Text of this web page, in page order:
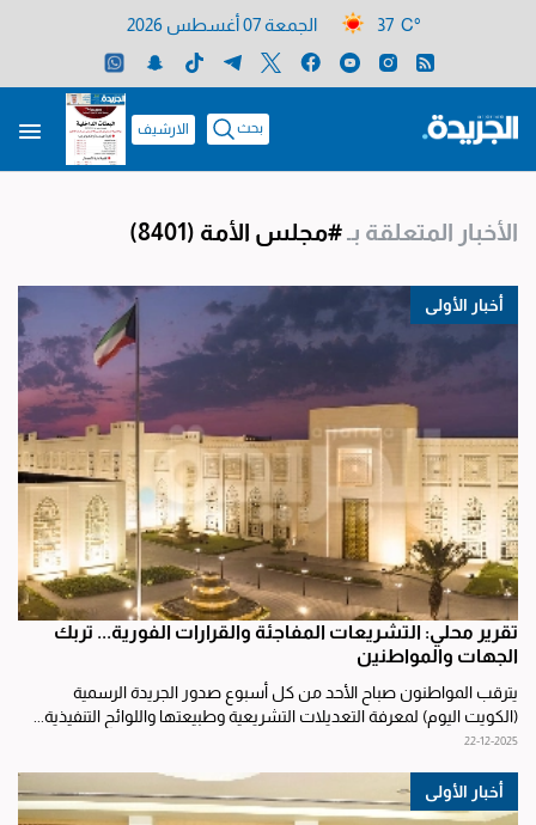
37 C° الجمعة 07 أغسطس 2026
بحث الارشيف
الأخبار المتعلقة بـ#مجلس الأمة (8401)
أخبار الأولى
تقرير محلي: التشريعات المفاجئة والقرارات الفورية... تربك
الجهات والمواطنين
يترقب المواطنون صباح الأحد من كل أسبوع صدور الجريدة الرسمية
(الكويت اليوم) لمعرفة التعديلات التشريعية وطبيعتها واللوائح التنفيذية...
22-12-2025
أخبار الأولى